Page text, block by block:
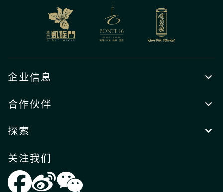
企业信息
合作伙伴
探索
关注我们